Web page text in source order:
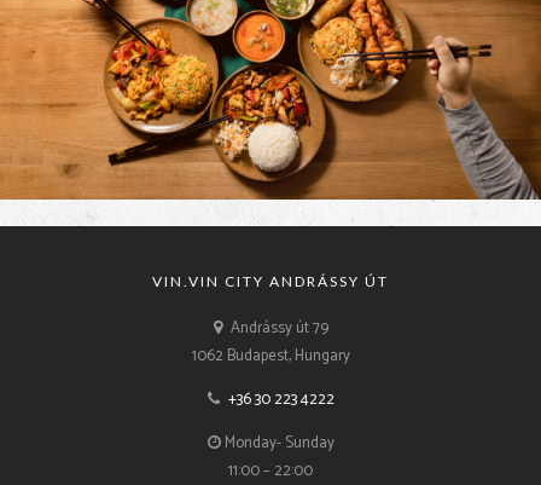
VIN.VIN CITY ANDRÁSSY ÚT
Andrássy út 79
1062 Budapest, Hungary
+36 30 223 4222
Monday- Sunday
11:00 – 22:00